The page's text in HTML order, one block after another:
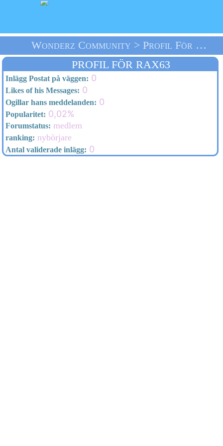
Wonderz Community > Profil För Rax63 > Välkommen
PROFIL FÖR RAX63
Inlägg Postat på väggen: 0
Likes of his Messages: 0
Ogillar hans meddelanden: 0
Popularitet: 0,02%
Forumstatus: medlem
ranking: nybörjare
Antal validerade inlägg: 0